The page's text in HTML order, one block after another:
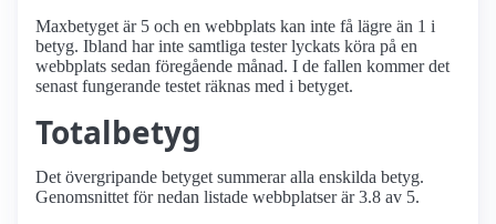
Maxbetyget är 5 och en webbplats kan inte få lägre än 1 i
betyg. Ibland har inte samtliga tester lyckats köra på en
webbplats sedan föregående månad. I de fallen kommer det
senast fungerande testet räknas med i betyget.
Totalbetyg
Det övergripande betyget summerar alla enskilda betyg.
Genomsnittet för nedan listade webbplatser är 3.8 av 5.